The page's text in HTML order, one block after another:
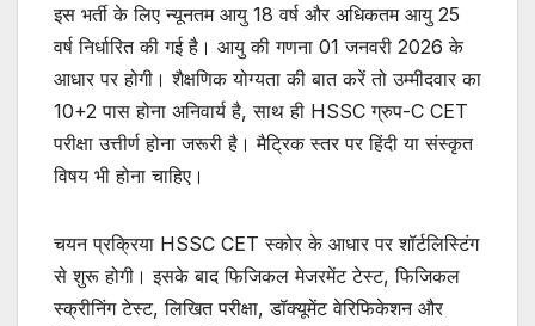
इस भर्ती के लिए न्यूनतम आयु 18 वर्ष और अधिकतम आयु 25
वर्ष निर्धारित की गई है। आयु की गणना 01 जनवरी 2026 के
आधार पर होगी। शैक्षणिक योग्यता की बात करें तो उम्मीदवार का
10+2 पास होना अनिवार्य है, साथ ही HSSC ग्रुप-C CET
परीक्षा उत्तीर्ण होना जरूरी है। मैट्रिक स्तर पर हिंदी या संस्कृत
विषय भी होना चाहिए।
चयन प्रक्रिया HSSC CET स्कोर के आधार पर शॉर्टलिस्टिंग
से शुरू होगी। इसके बाद फिजिकल मेजरमेंट टेस्ट, फिजिकल
स्क्रीनिंग टेस्ट, लिखित परीक्षा, डॉक्यूमेंट वेरिफिकेशन और